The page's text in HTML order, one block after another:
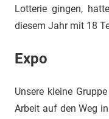
Lotterie gingen,
diesem Jahr mit 18
Expo
Unsere kleine
Arbeit auf den Weg